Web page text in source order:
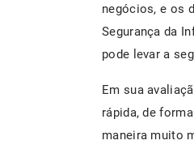
negócios, e os
Segurança da
pode levar a
Em sua
rápida, de
maneira muito